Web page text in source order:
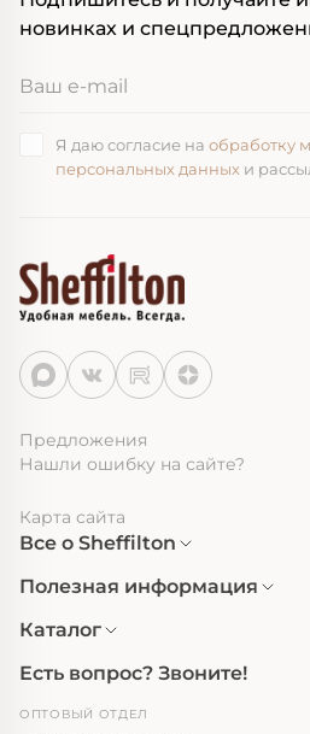
новинках и
Я даю согласие на обработку
персональных данных и
Предложения
Нашли ошибку на сайте?
Карта сайта
Все о Sheffilton
Полезная информация
Каталог
Есть вопрос? Звоните!
ОПТОВЫЙ ОТДЕЛ